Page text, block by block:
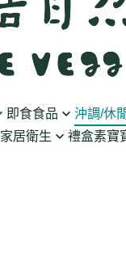
即食食品 沖調/休
家居衛生 禮盒素寶